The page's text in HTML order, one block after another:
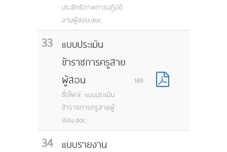
ประสิทธิภาพการปฏิบัติ
งานผู้สอน.doc
33
แบบประเมิน
ข้าราชการครูสาย
ผู้สอน
ชื่อไฟล์: แบบประเมิน
ข้าราชการครูสายผู้
สอน.doc
189
34
แบบรายงาน